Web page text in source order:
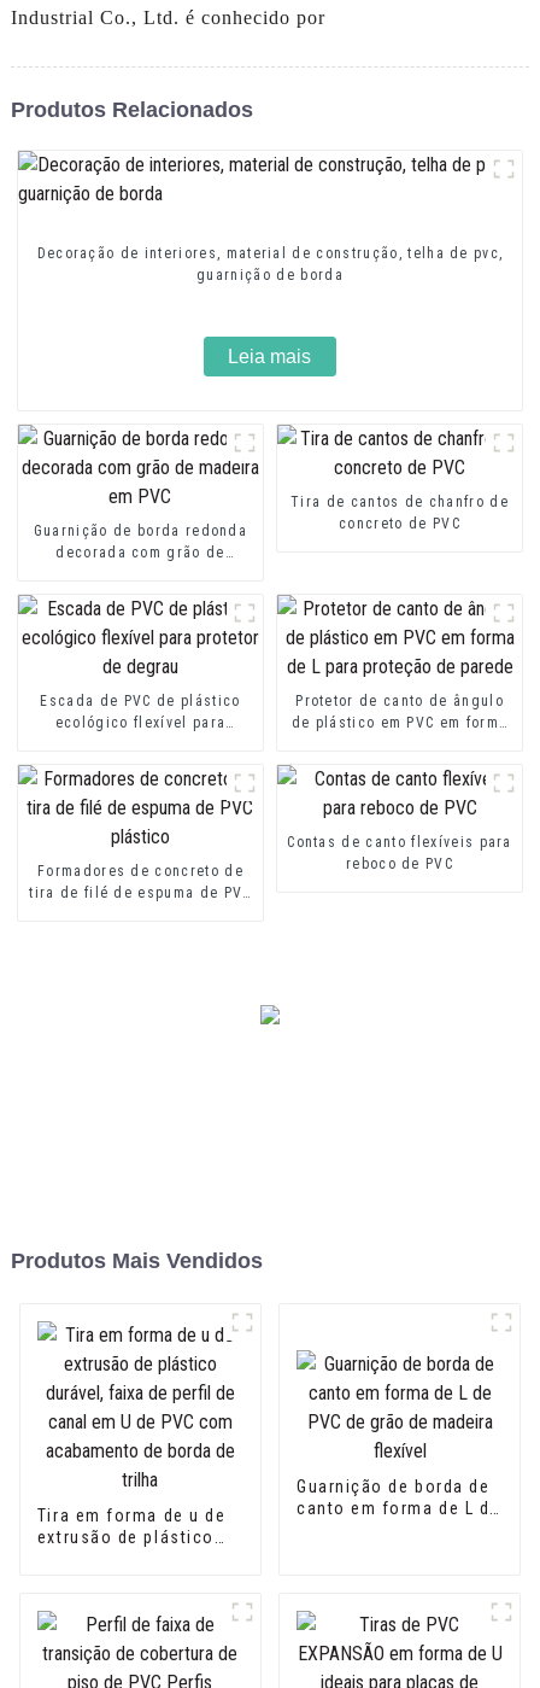
Industrial Co., Ltd. é conhecido por
Produtos Relacionados
Decoração de interiores, material de construção, telha de pvc,
guarnição de borda
Leia mais
Guarnição de borda redonda
decorada com grão de
Tira de cantos de chanfro de
concreto de PVC
Escada de PVC de plástico
ecológico flexível para
Protetor de canto de ângulo
de plástico em PVC em forma
Formadores de concreto de
tira de filé de espuma de PVC
Contas de canto flexíveis para
reboco de PVC
Produtos Mais Vendidos
Tira em forma de u de
extrusão de plástico
borda de trilha
Guarnição de borda de
canto em forma de L de